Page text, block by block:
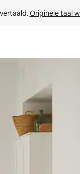
Originele taal